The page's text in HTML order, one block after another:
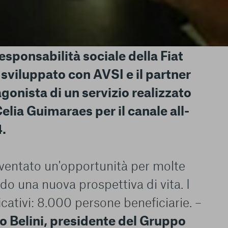
i nostri
per mostrare
Web e le app di
e sarà
salvo i Cookie
È importante tenere
sulla
scelte”, la
informazioni
sociale della Fiat
con AVSI e il partner
di un servizio realizzato
Guimaraes per il canale all-
un'opportunità per molte
una nuova prospettiva di vita. I
8.000 persone beneficiarie. –
Belini, presidente del Gruppo